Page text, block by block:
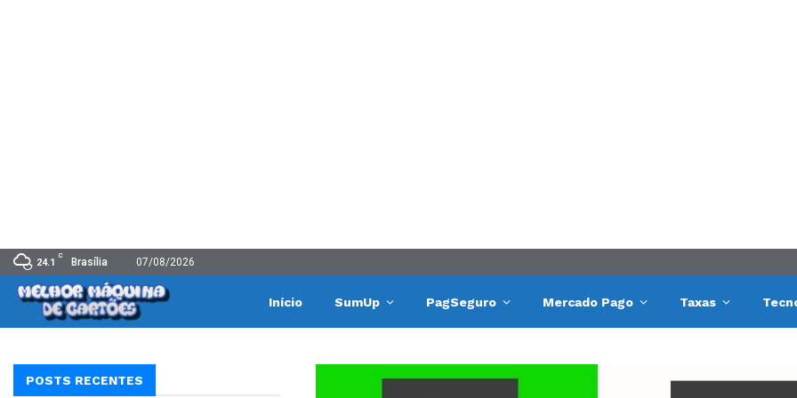
24.1
C
Brasília 07/08/2026
Início SumUp PagSeguro Mercado Pago Taxas
POSTS RECENTES